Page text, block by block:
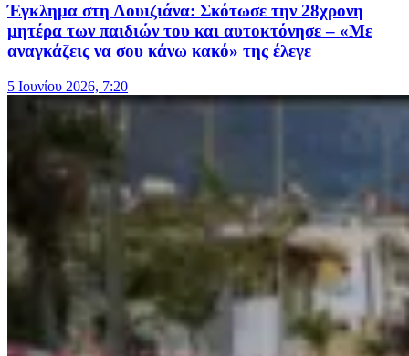
Έγκλημα στη Λουιζιάνα: Σκότωσε την 28χρονη
μητέρα των παιδιών του και αυτοκτόνησε – «Με
αναγκάζεις να σου κάνω κακό» της έλεγε
5 Ιουνίου 2026, 7:20